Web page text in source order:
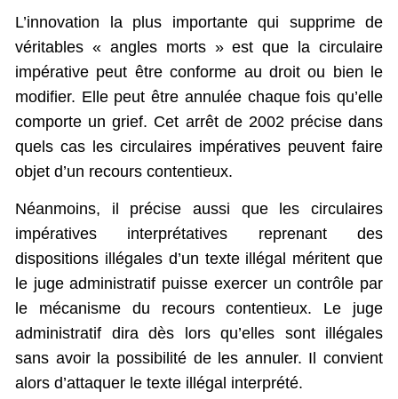
L’innovation la plus importante qui supprime de
véritables « angles morts » est que la circulaire
impérative peut être conforme au droit ou bien le
modifier. Elle peut être annulée chaque fois qu’elle
comporte un grief. Cet arrêt de 2002 précise dans
quels cas les circulaires impératives peuvent faire
objet d’un recours contentieux.
Néanmoins, il précise aussi que les circulaires
impératives interprétatives reprenant des
dispositions illégales d’un texte illégal méritent que
le juge administratif puisse exercer un contrôle par
le mécanisme du recours contentieux. Le juge
administratif dira dès lors qu’elles sont illégales
sans avoir la possibilité de les annuler. Il convient
alors d’attaquer le texte illégal interprété.